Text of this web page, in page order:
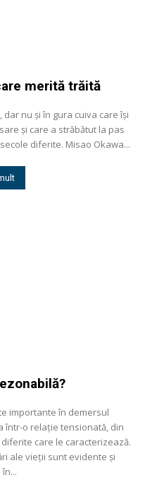
merită trăită
dar nu și în gura cuiva care își
și care a străbătut la pas
diferite. Misao Okawa...
importante în demersul
într-o relaţie tensionată, din
care le caracterizează.
ale vieţii sunt evidente și